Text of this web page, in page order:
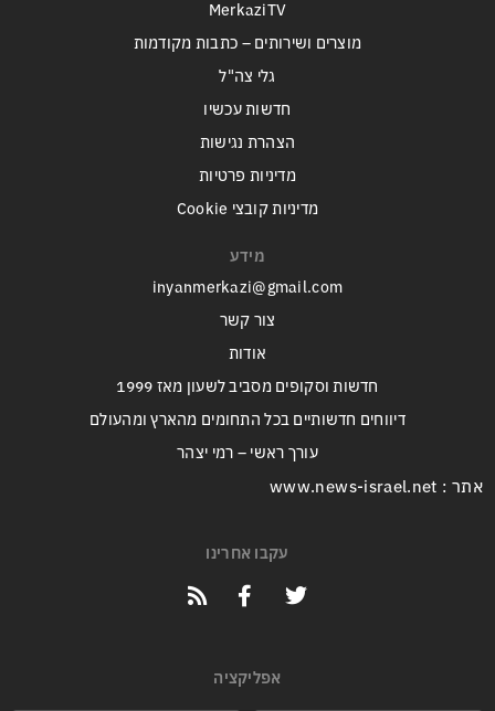
MerkaziTV
מוצרים ושירותים – כתבות מקודמות
גלי צה"ל
חדשות עכשיו
הצהרת נגישות
מדיניות פרטיות
מדיניות קובצי Cookie
מידע
inyanmerkazi@gmail.com
צור קשר
אודות
חדשות וסקופים מסביב לשעון מאז 1999
דיווחים חדשותיים בכל התחומים מהארץ ומהעולם
עורך ראשי – רמי יצהר
אתר : www.news-israel.net
עקבו אחרינו
אפליקציה